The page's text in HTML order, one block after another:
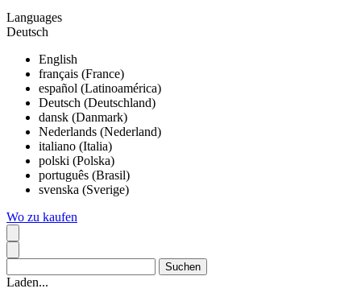
Languages
Deutsch
English
français (France)
español (Latinoamérica)
Deutsch (Deutschland)
dansk (Danmark)
Nederlands (Nederland)
italiano (Italia)
polski (Polska)
português (Brasil)
svenska (Sverige)
Wo zu kaufen
Laden...